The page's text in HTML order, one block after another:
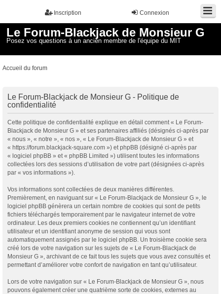
Connexion
Inscription
Le Forum-Blackjack de Monsieur G
Posez vos questions à un ancien membre de l'équipe du MIT
Accueil du forum
Le Forum-Blackjack de Monsieur G - Politique de
confidentialité
Cette politique de confidentialité explique en détail comment « Le Forum-
Blackjack de Monsieur G » et ses partenaires affiliés (désignés ci-après par
« nous », « notre », « nos », « Le Forum-Blackjack de Monsieur G » et
« https://forum.blackjack-square.com ») et phpBB (désigné ci-après par
« logiciel phpBB » et « phpBB Limited ») utilisent toutes les informations
collectées lors des sessions d’utilisation de votre part (désignées ci-après
par « vos informations »).
Vos informations sont collectées de deux manières différentes.
Premièrement, en naviguant sur « Le Forum-Blackjack de Monsieur G », le
logiciel phpBB génèrera un certain nombre de cookies qui sont de petits
fichiers téléchargés temporairement par le navigateur internet de votre
ordinateur. Les deux premiers cookies ne contiennent qu’un identifiant
utilisateur et un identifiant anonyme de session qui vous sont
automatiquement assignés par le logiciel phpBB. Un troisième cookie sera
créé lors de votre navigation sur les sujets de « Le Forum-Blackjack de
Monsieur G », archivant de ce fait tous les sujets que vous avez consultés et
permettant d’améliorer votre confort de navigation en tant qu’utilisateur.
Lors de votre navigation sur « Le Forum-Blackjack de Monsieur G », nous
pouvons également créer une quatrième sorte de cookies, externes au